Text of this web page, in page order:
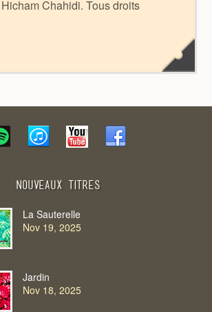
Chahidi. Tous droits
Nouveaux Titres
La Sauterelle
Nov 19, 2025
Jardin
Nov 18, 2025